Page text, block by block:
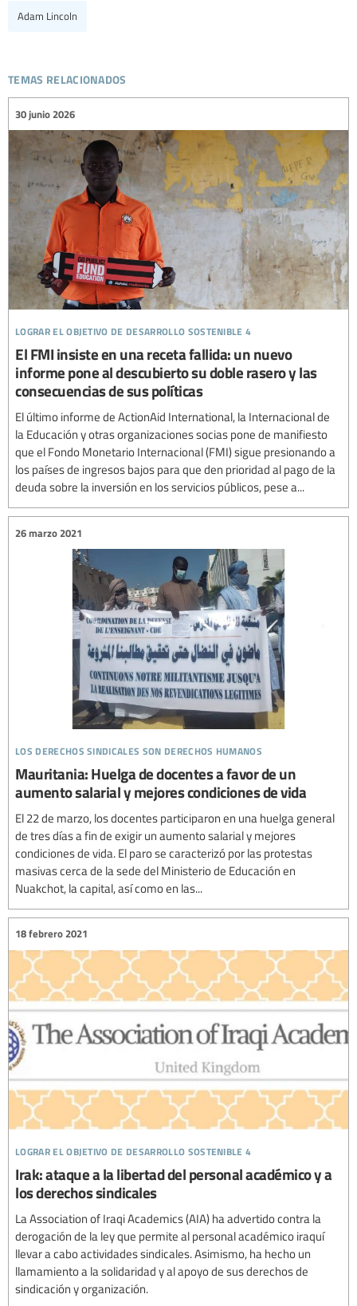
Adam Lincoln
temas relacionados
lograr el objetivo de desarrollo sostenible 4
30 junio 2026
El FMI insiste en una receta fallida: un nuevo
informe pone al descubierto su doble rasero y las
consecuencias de sus políticas
El último informe de ActionAid International, la Internacional de
la Educación y otras organizaciones socias pone de manifiesto
que el Fondo Monetario Internacional (FMI) sigue presionando a
los países de ingresos bajos para que den prioridad al pago de la
deuda sobre la inversión en los servicios públicos, pese a...
los derechos sindicales son derechos humanos
26 marzo 2021
Mauritania: Huelga de docentes a favor de un
aumento salarial y mejores condiciones de vida
El 22 de marzo, los docentes participaron en una huelga general
de tres días a fin de exigir un aumento salarial y mejores
condiciones de vida. El paro se caracterizó por las protestas
masivas cerca de la sede del Ministerio de Educación en
Nuakchot, la capital, así como en las...
lograr el objetivo de desarrollo sostenible 4
18 febrero 2021
Irak: ataque a la libertad del personal académico y a
los derechos sindicales
La Association of Iraqi Academics (AIA) ha advertido contra la
derogación de la ley que permite al personal académico iraquí
llevar a cabo actividades sindicales. Asimismo, ha hecho un
llamamiento a la solidaridad y al apoyo de sus derechos de
sindicación y organización.